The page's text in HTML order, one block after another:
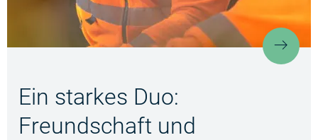
Ein starkes Duo:
Freundschaft und
Ein